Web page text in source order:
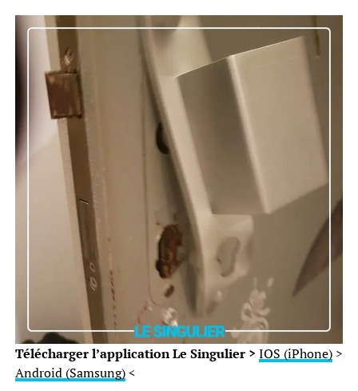
Télécharger l’application Le Singulier > IOS (iPhone)>
Android (Samsung)<